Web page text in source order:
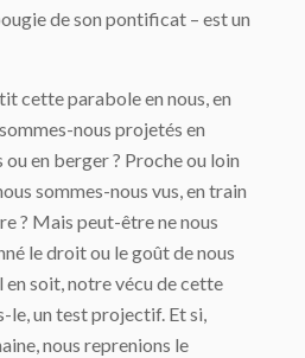
de son pontificat – est un
cette parabole en nous, en
nous projetés en
ou en berger ? Proche ou loin
sommes-nous vus, en train
? Mais peut-être ne nous
le droit ou le goût de nous
en soit, notre vécu de cette
le, un test projectif. Et si,
nous reprenions le